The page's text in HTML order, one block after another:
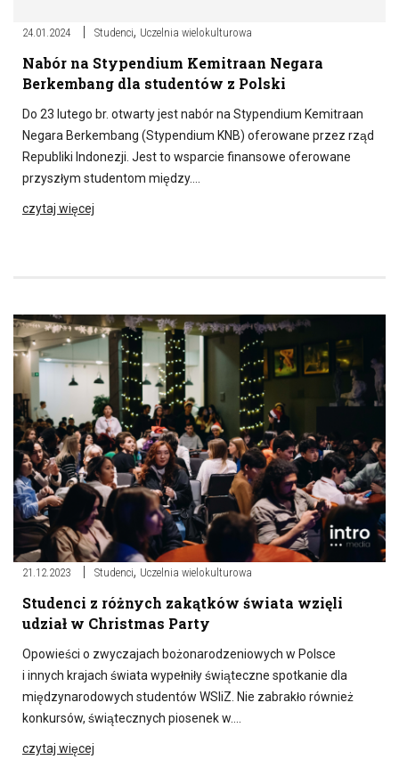
24.01.2024 Studenci, Uczelnia wielokulturowa
Nabór na Stypendium Kemitraan Negara
Berkembang dla studentów z Polski
Do 23 lutego br. otwarty jest nabór na Stypendium Kemitraan
Negara Berkembang (Stypendium KNB) oferowane przez rząd
Republiki Indonezji. Jest to wsparcie finansowe oferowane
przyszłym studentom między….
czytaj więcej
21.12.2023 Studenci, Uczelnia wielokulturowa
Studenci z różnych zakątków świata wzięli
udział w Christmas Party
Opowieści o zwyczajach bożonarodzeniowych w Polsce
i innych krajach świata wypełniły świąteczne spotkanie dla
międzynarodowych studentów WSIiZ. Nie zabrakło również
konkursów, świątecznych piosenek w….
czytaj więcej